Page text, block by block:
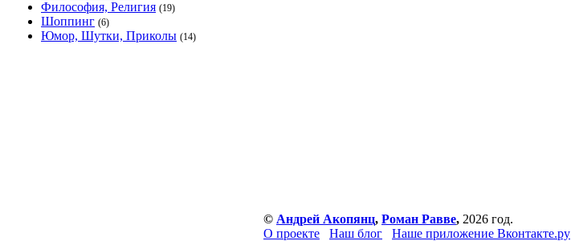
Философия, Религия (19)
Шоппинг (6)
Юмор, Шутки, Приколы (14)
© Андрей Акопянц, Роман Равве, 2026 год.
О проекте
Наш блог Наше приложение Вконтакте.ру